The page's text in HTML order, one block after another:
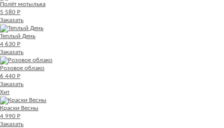
Полёт мотылька
5 580 Р
Заказать
Теплый День
4 630 Р
Заказать
Розовое облако
6 440 Р
Заказать
Хит
Краски Весны
4 990 Р
Заказать